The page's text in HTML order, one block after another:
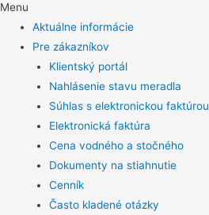
Menu
Aktuálne informácie
Pre zákazníkov
Klientský portál
Nahlásenie stavu meradla
Súhlas s elektronickou faktúrou
Elektronická faktúra
Cena vodného a stočného
Dokumenty na stiahnutie
Cenník
Často kladené otázky